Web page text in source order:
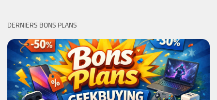
DERNIERS BONS PLANS